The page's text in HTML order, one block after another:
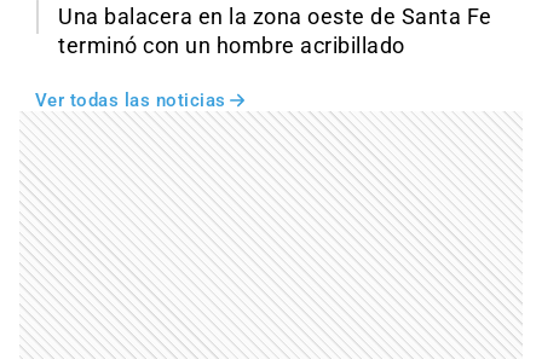
Una balacera en la zona oeste de Santa Fe
terminó con un hombre acribillado
Ver todas las noticias